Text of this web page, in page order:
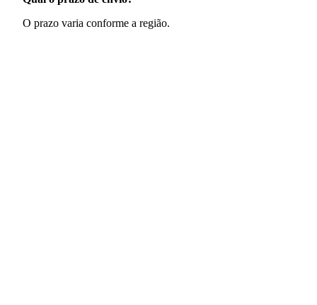
O prazo varia conforme a região.